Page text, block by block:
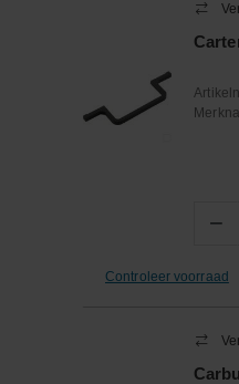
−
Controleer voorraad